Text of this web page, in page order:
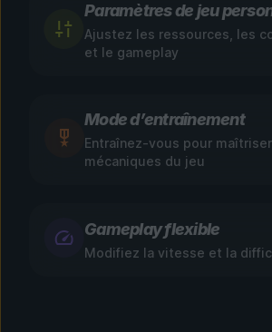
Paramètres de jeu
Ajustez les ressources, les
et le gameplay
Mode d’entraînement
Entraînez-vous pour
mécaniques du jeu
Gameplay flexible
Modifiez la vitesse et la